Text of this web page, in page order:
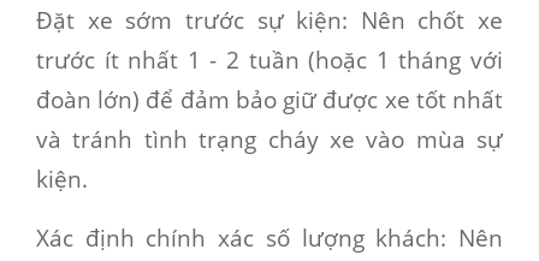
Đặt xe sớm trước sự kiện: Nên chốt xe
trước ít nhất 1 - 2 tuần (hoặc 1 tháng với
đoàn lớn) để đảm bảo giữ được xe tốt nhất
và tránh tình trạng cháy xe vào mùa sự
kiện.
Xác định chính xác số lượng khách: Nên